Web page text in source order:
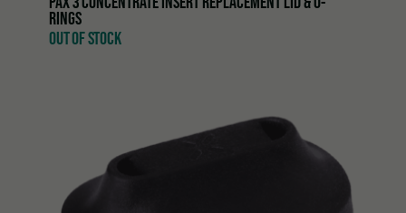
RINGS
OUT OF STOCK